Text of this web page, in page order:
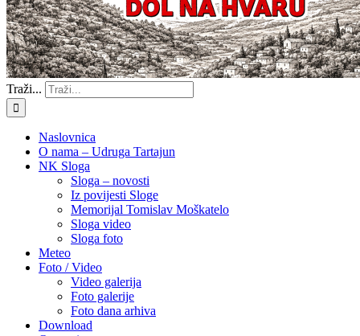
Traži...
Naslovnica
O nama – Udruga Tartajun
NK Sloga
Sloga – novosti
Iz povijesti Sloge
Memorijal Tomislav Moškatelo
Sloga video
Sloga foto
Meteo
Foto / Video
Video galerija
Foto galerije
Foto dana arhiva
Download